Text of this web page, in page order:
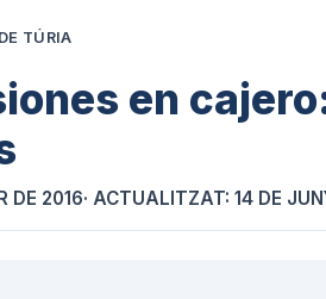
TÚRIA
en
DE 2016· ACTUALITZAT: 14 DE